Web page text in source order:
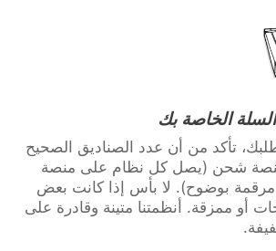
تأكد من أن عدد الصناديق الصحيح
شحن (يصل كل نظام على منصة
بوضوح). لا بأس إذا كانت بعض
أو ممزقة. أنظمتنا متينة وقادرة على